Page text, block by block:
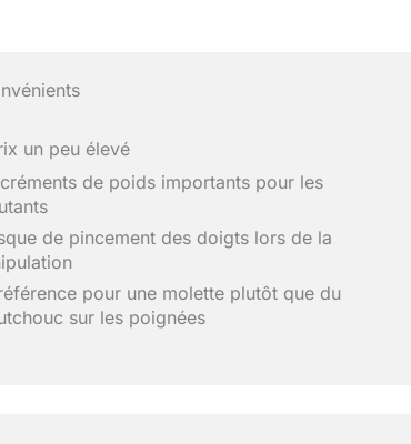
un peu élevé
de poids importants pour les
de pincement des doigts lors de la
pour une molette plutôt que du
sur les poignées